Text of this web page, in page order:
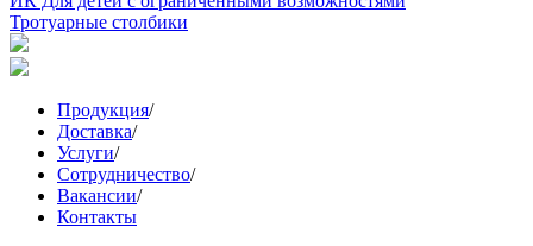
Тротуарные столбики
Продукция/
Доставка/
Услуги/
Сотрудничество/
Вакансии/
Контакты